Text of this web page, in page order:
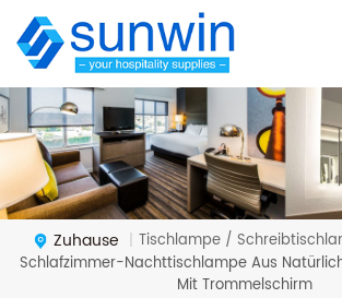
Zuhause | Tischlampe /
Schlafzimmer-Nachttischlampe Aus
Mit Trommelschirm